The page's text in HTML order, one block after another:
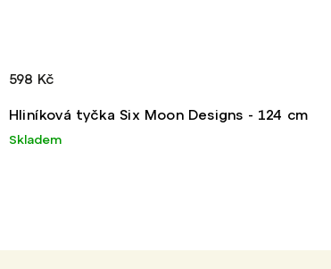
Hliníková tyčka Six Moon Designs - 124 cm
Skladem
598 Kč